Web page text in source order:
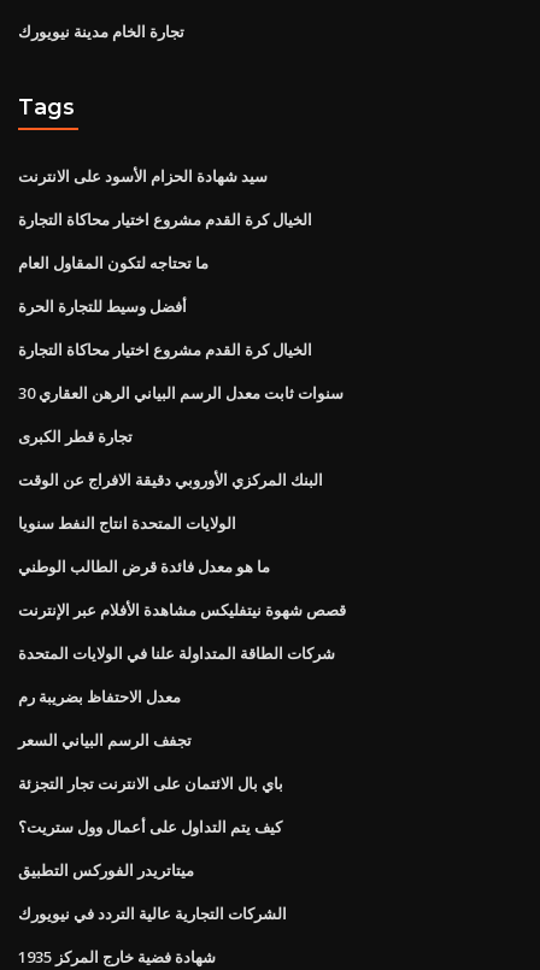
تجارة الخام مدينة نيويورك
Tags
سيد شهادة الحزام الأسود على الانترنت
الخيال كرة القدم مشروع اختيار محاكاة التجارة
ما تحتاجه لتكون المقاول العام
أفضل وسيط للتجارة الحرة
الخيال كرة القدم مشروع اختيار محاكاة التجارة
30 سنوات ثابت معدل الرسم البياني الرهن العقاري
تجارة قطر الكبرى
البنك المركزي الأوروبي دقيقة الافراج عن الوقت
الولايات المتحدة انتاج النفط سنويا
ما هو معدل فائدة قرض الطالب الوطني
قصص شهوة نيتفليكس مشاهدة الأفلام عبر الإنترنت
شركات الطاقة المتداولة علنا ​​في الولايات المتحدة
معدل الاحتفاظ بضريبة رم
تجفف الرسم البياني السعر
باي بال الائتمان على الانترنت تجار التجزئة
كيف يتم التداول على أعمال وول ستريت؟
ميتاتريدر الفوركس التطبيق
الشركات التجارية عالية التردد في نيويورك
1935 شهادة فضية خارج المركز